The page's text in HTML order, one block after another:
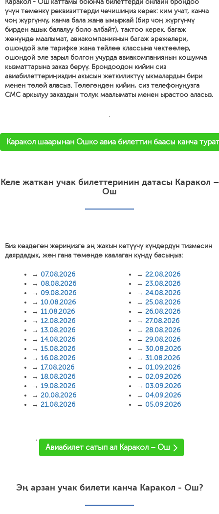
Каракол - Ош каттамы боюнча билеттерди онлайн брондоо
үчүн төмөнкү реквизиттерди чечишиңиз керек: ким учат, канча
чоң жүргүнчү, канча бала жана ымыркай (бир чоң жүргүнчү
бирден ашык балалуу боло албайт), тактоо керек. багаж
жөнүндө маалымат, авиакомпаниянын багаж эрежелери,
ошондой эле тарифке жана тейлөө классына чектөөлөр,
ошондой эле зарыл болгон учурда авиакомпаниянын кошумча
кызматтарына заказ берүү. Брондоодон кийин сиз
авиабилеттериңиздин акысын жеткиликтүү ыкмалардын бири
менен төлөй аласыз. Төлөгөндөн кийин, сиз телефонуңузга
СМС аркылуу заказдын толук маалыматы менен ырастоо аласыз.
'
Каракол шаарынан Ошко авиа билеттин баасы канча
Келе жаткан учак билеттеринин датасы Каракол –
Ош
Биз көздөгөн жериңизге эң жакын кетүүчү күндөрдүн тизмесин
даярдадык, жөн гана төмөндө каалаган күндү басыңыз:
→ 07.08.2026
→ 08.08.2026
→ 09.08.2026
→ 10.08.2026
→ 11.08.2026
→ 12.08.2026
→ 13.08.2026
→ 14.08.2026
→ 15.08.2026
→ 16.08.2026
→ 17.08.2026
→ 18.08.2026
→ 19.08.2026
→ 20.08.2026
→ 21.08.2026
→ 22.08.2026
→ 23.08.2026
→ 24.08.2026
→ 25.08.2026
→ 26.08.2026
→ 27.08.2026
→ 28.08.2026
→ 29.08.2026
→ 30.08.2026
→ 31.08.2026
→ 01.09.2026
→ 02.09.2026
→ 03.09.2026
→ 04.09.2026
→ 05.09.2026
'
Авиабилет сатып ал Каракол – Ош
Эң арзан учак билети канча Каракол - Ош?